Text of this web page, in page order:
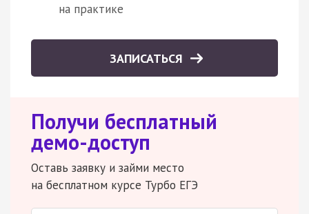
на практике
ЗАПИСАТЬСЯ
Получи бесплатный
демо-доступ
Оставь заявку и займи место
на бесплатном курсе Турбо ЕГЭ